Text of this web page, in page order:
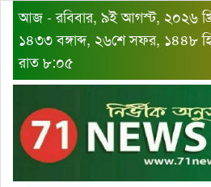
আজ - রবিবার, ৯ই আগস্ট, ২০২৬
১৪৩৩ বঙ্গাব্দ, ২৬শে সফর, ১৪৪৮
রাত ৮:০৫